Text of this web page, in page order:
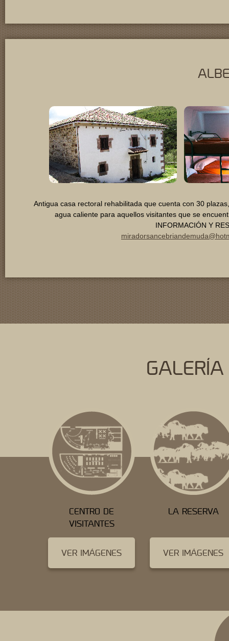
Antigua casa rectoral rehabilitada que cuenta con 30
agua caliente para aquellos visitantes que se
INFORMACIÓN Y
CENTRO DE
VISITANTES
VER IMÁGENES
LA RESERVA
VER IMÁGENES